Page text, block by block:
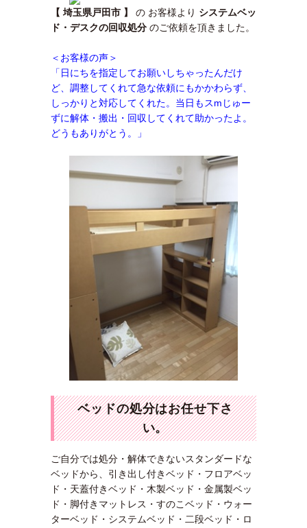
【 埼玉県戸田市 】 の お客様より システムベッ
ド・デスクの回収処分 のご依頼を頂きました。
＜お客様の声＞
「日にちを指定してお願いしちゃったんだけ
ど、調整してくれて急な依頼にもかかわらず、
しっかりと対応してくれた。当日もスmじゅー
ずに解体・搬出・回収してくれて助かったよ。
どうもありがとう。」
ベッドの処分はお任せ下さ
い。
ご自分では処分・解体できないスタンダードな
ベッドから、引き出し付きベッド・フロアベッ
ド・天蓋付きベッド・木製ベッド・金属製ベッ
ド・脚付きマットレス・すのこベッド・ウォー
ターベッド・システムベッド・二段ベッド・ロ